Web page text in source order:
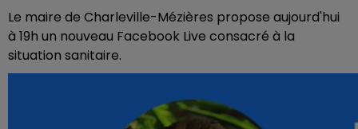
Le maire de Charleville-Mézières propose aujourd'hui
à 19h un nouveau Facebook Live consacré à la
situation sanitaire.